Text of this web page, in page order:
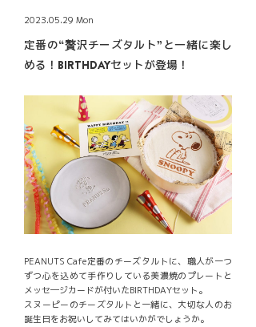
2023.05.29 Mon
定番の“贅沢チーズタルト”と一緒に楽し
める！BIRTHDAYセットが登場！
PEANUTS Cafe定番のチーズタルトに、職人が一つ
ずつ心を込めて手作りしている美濃焼のプレートと
メッセ―ジカードが付いたBIRTHDAYセット。
スヌーピーのチーズタルトと一緒に、大切な人のお
誕生日をお祝いしてみてはいかがでしょうか。